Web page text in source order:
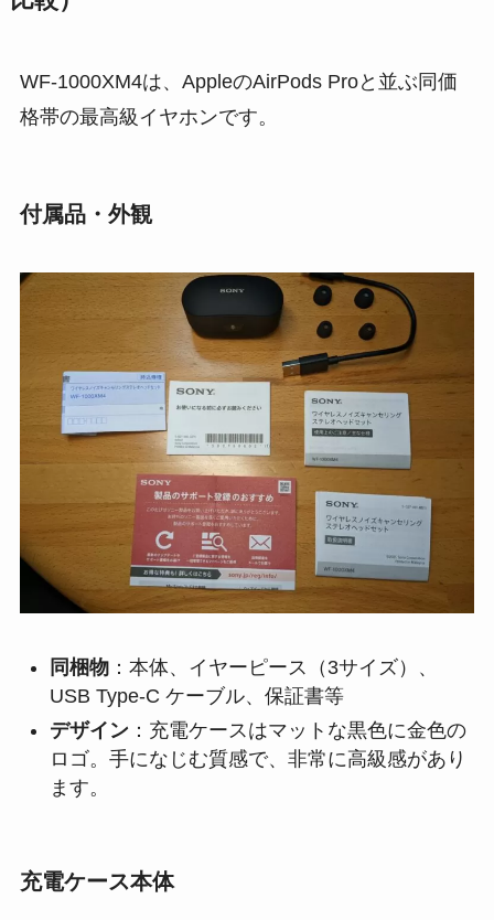
WF-1000XM4は、AppleのAirPods Proと並ぶ同価
格帯の最高級イヤホンです。
付属品・外観
同梱物：本体、イヤーピース（3サイズ）、
USB Type-C ケーブル、保証書等
デザイン：充電ケースはマットな黒色に金色の
ロゴ。手になじむ質感で、非常に高級感があり
ます。
充電ケース本体